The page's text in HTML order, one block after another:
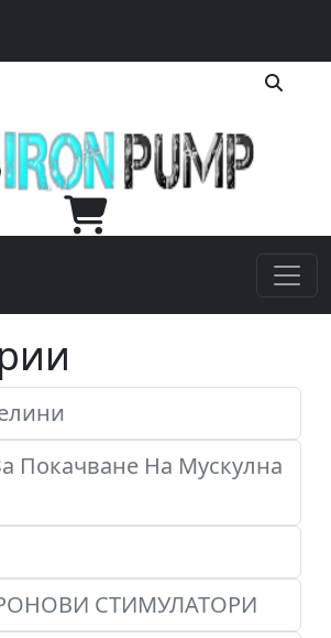
Покачване На Мускулна
СТИМУЛАТОРИ